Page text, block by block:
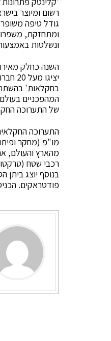
רשום ומיוצר
גודל טיפה
ונשלטות
בחקלאות'
המהפכניים
של התערוכה החקלאית, יום רביעי ה-
מהארץ והעולם,
בנוסף יוצג ביתן
פודטראקים.